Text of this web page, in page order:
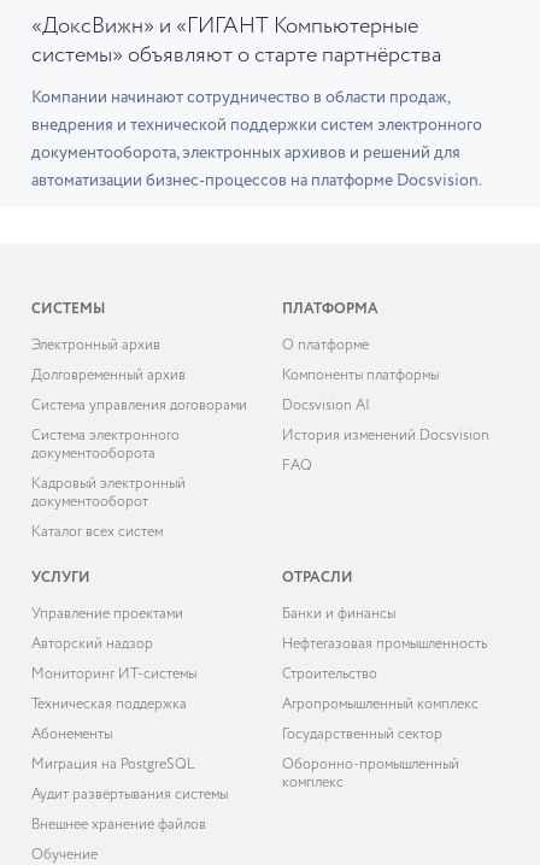
«ДоксВижн» и «ГИГАНТ Компьютерные
системы» объявляют о старте партнёрства
Компании начинают сотрудничество в области продаж,
внедрения и технической поддержки систем электронного
документооборота, электронных архивов и решений для
автоматизации бизнес-процессов на платформе Docsvision.
СИСТЕМЫ
Электронный архив
Долговременный архив
Система управления договорами
Система электронного
документооборота
Кадровый электронный
документооборот
Каталог всех систем
ПЛАТФОРМА
О платформе
Компоненты платформы
Docsvision AI
История изменений Docsvision
FAQ
УСЛУГИ
Управление проектами
Авторский надзор
Мониторинг ИТ-системы
Техническая поддержка
Абонементы
Миграция на PostgreSQL
Аудит развёртывания системы
Внешнее хранение файлов
Обучение
ОТРАСЛИ
Банки и финансы
Нефтегазовая промышленность
Строительство
Агропромышленный комплекс
Государственный сектор
Оборонно-промышленный
комплекс